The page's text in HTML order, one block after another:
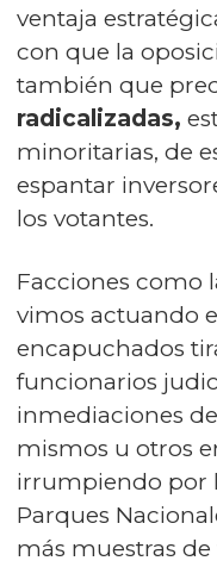
ventaja
con que la
también que
radicalizadas,
minoritarias, de
espantar
los votantes.
Facciones como
vimos actuando
encapuchados
funcionarios
inmediaciones
mismos u otros
irrumpiendo por
Parques
más muestras